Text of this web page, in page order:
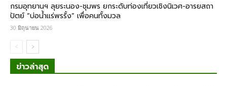
​กรมอุทยานฯ ลุยระนอง-ชุมพร ยกระดับท่องเที่ยวเชิงนิเวศ-อารยสถา
ปัตย์ “บ่อน้ำแร่พรรั้ง” เพื่อคนทั้งมวล
30 มิถุนายน 2026
ข่าวล่าสุด